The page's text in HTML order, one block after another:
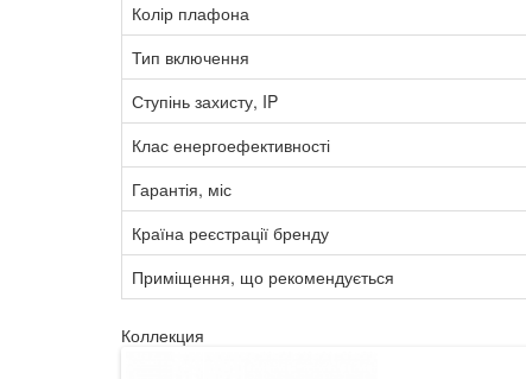
Колір плафона
Тип включення
Ступінь захисту, IP
Клас енергоефективності
Гарантія, міс
Країна реєстрації бренду
Приміщення, що рекомендується
Коллекция